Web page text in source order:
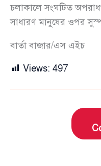
চলাকালে সংঘটিত
সাধারণ মানুষের ওপর
বার্তা বাজার/এস এইচ
Views: 497